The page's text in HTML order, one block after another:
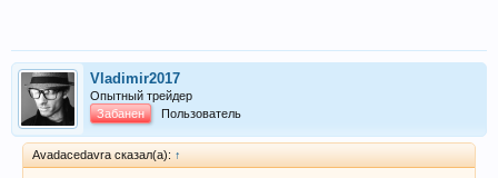
Vladimir2017
Опытный трейдер
Забанен
Пользователь
Avadacedavra сказал(а): ↑